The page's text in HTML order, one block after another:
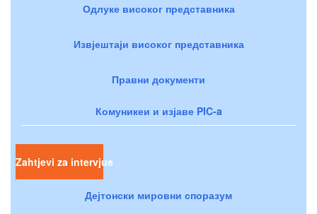
Одлуке високог представника
Извјештаји високог представника
Правни документи
Комуникеи и изјаве PIC-a
Zahtjevi za intervjue
Дејтонски мировни споразум